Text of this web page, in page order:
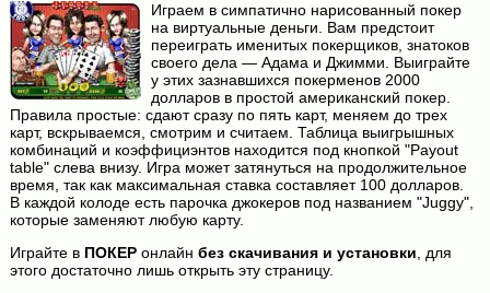
Играем в симпатично нарисованный покер
на виртуальные деньги. Вам предстоит
переиграть именитых покерщиков, знатоков
своего дела — Адама и Джимми. Выиграйте
у этих зазнавшихся покерменов 2000
долларов в простой американский покер.
Правила простые: сдают сразу по пять карт, меняем до трех
карт, вскрываемся, смотрим и считаем. Таблица выигрышных
комбинаций и коэффициэнтов находится под кнопкой "Payout
table" слева внизу. Игра может затянуться на продолжительное
время, так как максимальная ставка составляет 100 долларов.
В каждой колоде есть парочка джокеров под названием "Juggy",
которые заменяют любую карту.
Играйте в ПОКЕРонлайн без скачивания и установки, для
этого достаточно лишь открыть эту страницу.